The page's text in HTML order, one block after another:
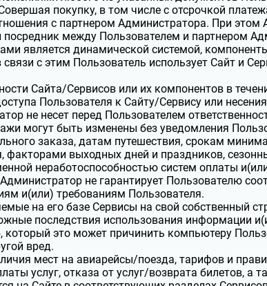
покупку, в том числе с отсрочкой
с партнером Администратора. При этом
между Пользователем и партнером
является динамической системой,
с этим Пользователь использует Сайт и
Сайта/Сервисов или их компонентов в
Пользователя к Сайту/Сервису или
не несет перед Пользователем
могут быть изменены без уведомления
заказа, датам путешествия, срокам
факторами выходных дней и праздников,
неработоспособностью систем оплаты
не гарантирует Пользователю
и(или) требованиям Пользователя.
на его базе Сервисы на свой собственный
последствия использования информации
это может причинить компьютеру
вред.
мест на авиарейсы/поезда, тарифов и
услуг, отказа от услуг/возврата билетов, а